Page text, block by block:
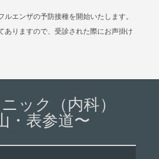
ルエンザの予防接種を開始いたします。
ありますので、受診された際にお声掛け
ック（内科）
・表参道〜